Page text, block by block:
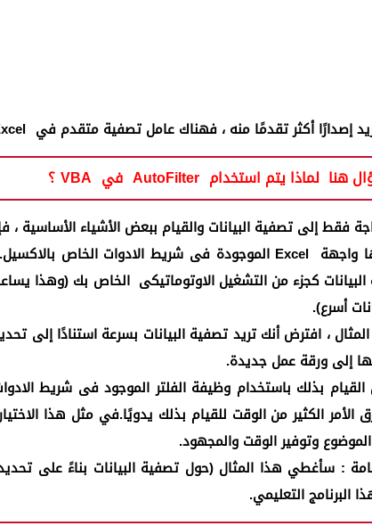
إصدارًا أكثر تقدمًا منه ، فهناك عامل تصفية متقدم في
هنا لماذا يتم استخدام AutoFilter في VBA؟
فقط إلى تصفية البيانات والقيام ببعض الأشياء الأساسية ،
واجهة Excel الموجودة فى شريط الادوات الخاص
كجزء من التشغيل الاوتوماتيكى الخاص بك (وهذا
أسرع).
، افترض أنك تريد تصفية البيانات بسرعة استنادًا إلى
إلى ورقة عمل جديدة.
القيام بذلك باستخدام وظيفة الفلتر الموجود فى شريط
الكثير من الوقت للقيام بذلك يدويًا.في مثل هذا
وتوفير الوقت والمجهود.
: سأغطي هذا المثال (حول تصفية البيانات بناءً على
البرنامج التعليمي.